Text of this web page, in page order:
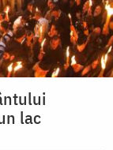
lac